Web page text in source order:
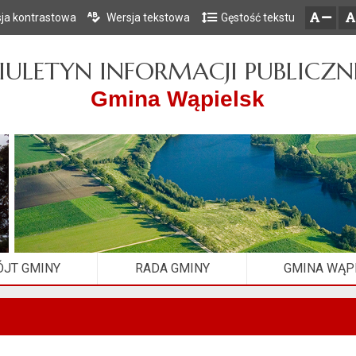
Przejdź do głównego menu
Przejdź do treści
Przejdź do mapy serwisu
kontrastowa Wersja tekstowa Gęstość tekstu
INFORMACJI
Gmina Wąpielsk
GMINY RADA GMINY GMINA